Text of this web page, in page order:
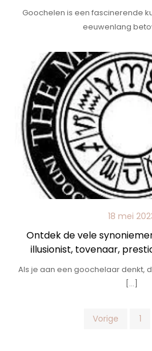
Goochelen is een fascinerende
eeuwenlang
18 mei
Ontdek de vele
illusionist, tovenaar,
Als je aan een goochelaar denkt,
[…]
Vorige 1